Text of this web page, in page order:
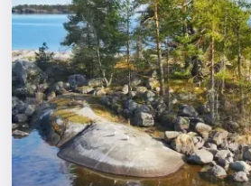
Города
Площадки
Артисты
Рейтинги